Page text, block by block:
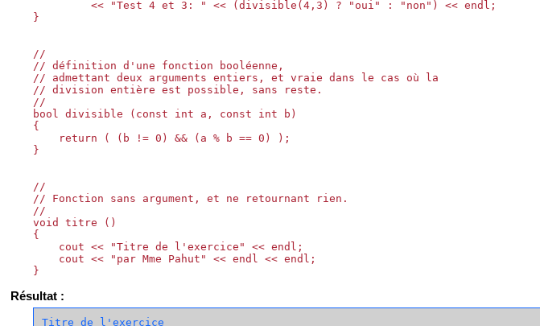
         << "Test 4 et 3: " << (divisible(4,3) ? "oui" : "non") << endl;
}
//
// définition d'une fonction booléenne,
// admettant deux arguments entiers, et vraie dans le cas où la
// division entière est possible, sans reste.
//
bool divisible (const int a, const int b)
{
    return ( (b != 0) && (a % b == 0) );
}
//
// Fonction sans argument, et ne retournant rien.
//
void titre ()
{
    cout << "Titre de l'exercice" << endl;
    cout << "par Mme Pahut" << endl << endl;
Résultat :
Titre de l'exercice